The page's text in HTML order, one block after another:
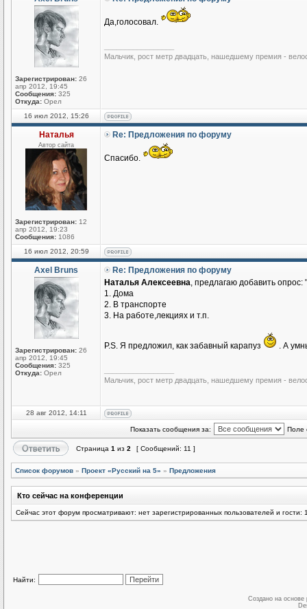
Зарегистрирован: 26
апр 2012, 19:45
Сообщения: 325
Откуда: Орел
Да,голосовал.
Мальчик, рост метр двадцать, нашедшему премия -
16 июл 2012, 15:26
Наталья
Автор сайта
Зарегистрирован: 12
апр 2012, 19:23
Сообщения: 1086
Re: Предложения по форуму
Спасибо.
16 июл 2012, 20:59
Axel Bruns
Зарегистрирован: 26
апр 2012, 19:45
Сообщения: 325
Откуда: Орел
Re: Предложения по форуму
Наталья Алексеевна, предлагаю добавить
1. Дома
2. В транспорте
3. На работе,лекциях и т.п.
P.S. Я предложил, как забавный карапуз . А
Мальчик, рост метр двадцать, нашедшему премия -
28 авг 2012, 14:11
Показать сообщения за: Поле
Страница 1 из 2 [ Сообщений: 11 ]
Список форумов » Проект «Русский на 5» » Предложения
Кто сейчас на конференции
Сейчас этот форум просматривают: нет зарегистрированных пользователей и гости:
Найти:
Создано на основе